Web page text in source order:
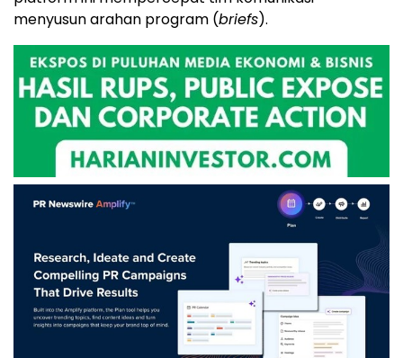
menyusun arahan program (briefs).